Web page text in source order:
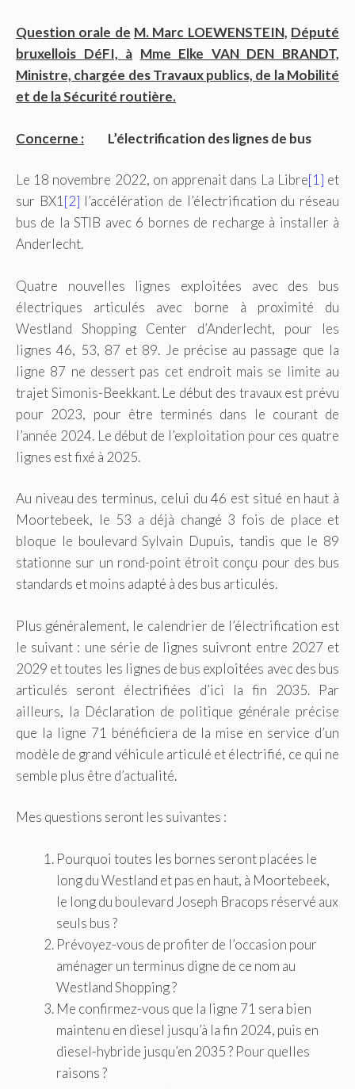
Question orale de M. Marc LOEWENSTEIN, Député
bruxellois DéFI, à Mme Elke VAN DEN BRANDT,
Ministre, chargée des Travaux publics, de la Mobilité
et de la Sécurité routière.
Concerne : L’électrification des lignes de bus
Le 18 novembre 2022, on apprenait dans La Libre[1] et
sur BX1 [2] l’accélération de l’électrification du réseau
bus de la STIB avec 6 bornes de recharge à installer à
Anderlecht.
Quatre nouvelles lignes exploitées avec des bus
électriques articulés avec borne à proximité du
Westland Shopping Center d’Anderlecht, pour les
lignes 46, 53, 87 et 89. Je précise au passage que la
ligne 87 ne dessert pas cet endroit mais se limite au
trajet Simonis-Beekkant. Le début des travaux est prévu
pour 2023, pour être terminés dans le courant de
l’année 2024. Le début de l’exploitation pour ces quatre
lignes est fixé à 2025.
Au niveau des terminus, celui du 46 est situé en haut à
Moortebeek, le 53 a déjà changé 3 fois de place et
bloque le boulevard Sylvain Dupuis, tandis que le 89
stationne sur un rond-point étroit conçu pour des bus
standards et moins adapté à des bus articulés.
Plus généralement, le calendrier de l’électrification est
le suivant : une série de lignes suivront entre 2027 et
2029 et toutes les lignes de bus exploitées avec des bus
articulés seront électrifiées d’ici la fin 2035. Par
ailleurs, la Déclaration de politique générale précise
que la ligne 71 bénéficiera de la mise en service d’un
modèle de grand véhicule articulé et électrifié, ce qui ne
semble plus être d’actualité.
Mes questions seront les suivantes :
Pourquoi toutes les bornes seront placées le
long du Westland et pas en haut, à Moortebeek,
le long du boulevard Joseph Bracops réservé aux
seuls bus ?
Prévoyez-vous de profiter de l’occasion pour
aménager un terminus digne de ce nom au
Westland Shopping ?
Me confirmez-vous que la ligne 71 sera bien
maintenu en diesel jusqu’à la fin 2024, puis en
diesel-hybride jusqu’en 2035 ? Pour quelles
raisons ?